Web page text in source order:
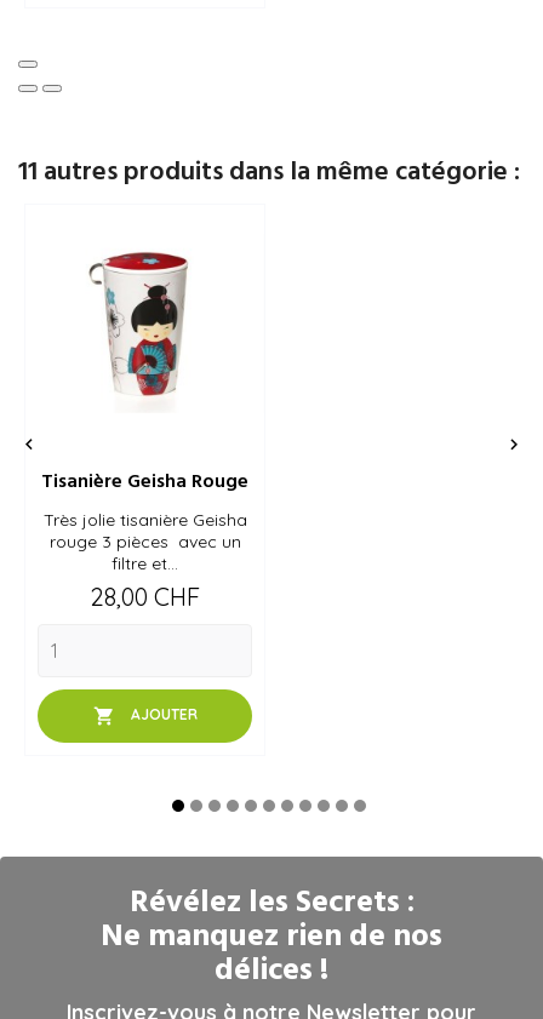
11 autres produits dans la même catégorie :
Tisanière Geisha Rouge
Très jolie tisanière Geisha
rouge 3 pièces avec un
filtre et...
Prix
28,00 CHF
 AJOUTER
 
Révélez les Secrets :
Ne manquez rien de nos
délices !
Inscrivez-vous à notre Newsletter pour